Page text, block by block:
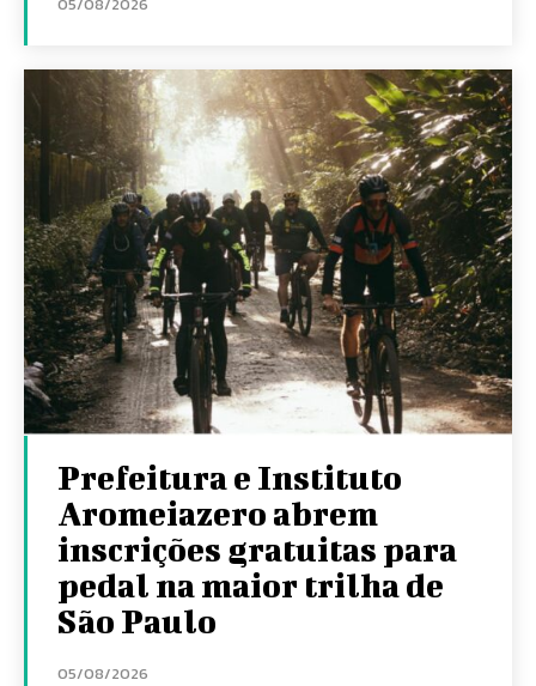
Prefeitura e Instituto
Aromeiazero abrem
inscrições gratuitas para
pedal na maior trilha de
São Paulo
05/08/2026